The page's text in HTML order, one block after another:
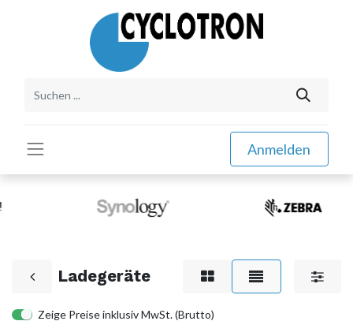
Anmelden
Ladegeräte
Zeige Preise inklusiv MwSt. (Brutto)